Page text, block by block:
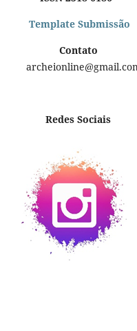
Template Submissão
Contato
Redes Sociais